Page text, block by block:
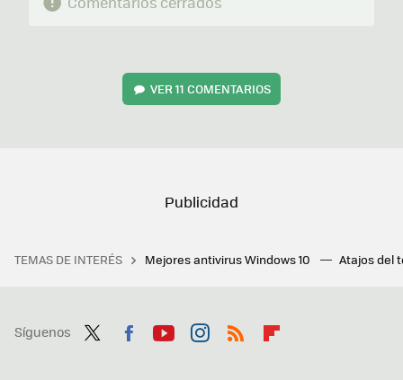
VER11 COMENTARIOS
TEMAS DE INTERÉS Mejores antivirus Windows 10 Atajos del
Síguenos